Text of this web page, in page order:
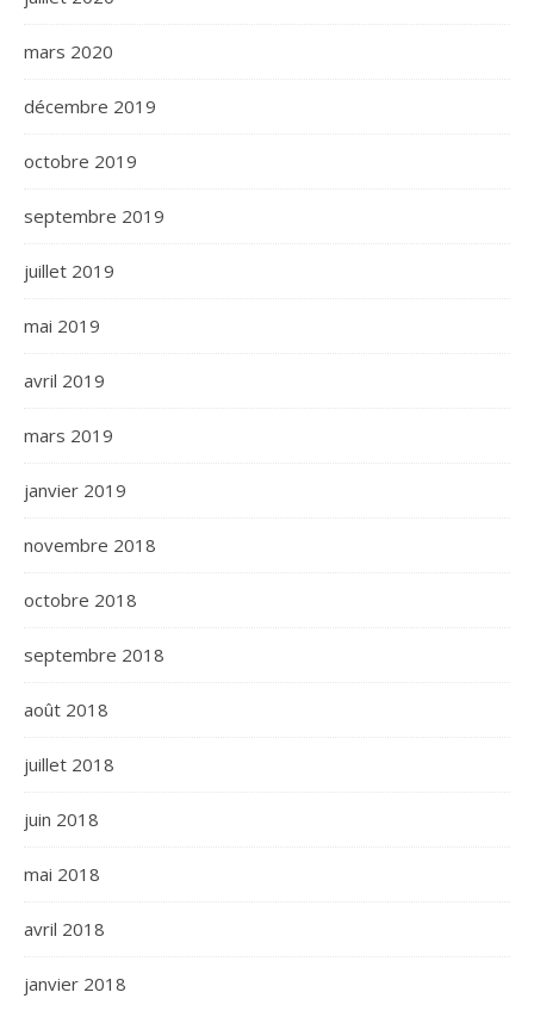
mars 2020
décembre 2019
octobre 2019
septembre 2019
juillet 2019
mai 2019
avril 2019
mars 2019
janvier 2019
novembre 2018
octobre 2018
septembre 2018
août 2018
juillet 2018
juin 2018
mai 2018
avril 2018
janvier 2018